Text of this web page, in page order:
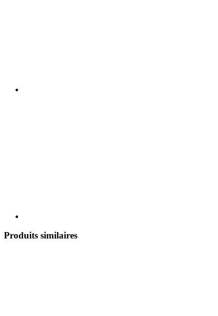
Produits similaires